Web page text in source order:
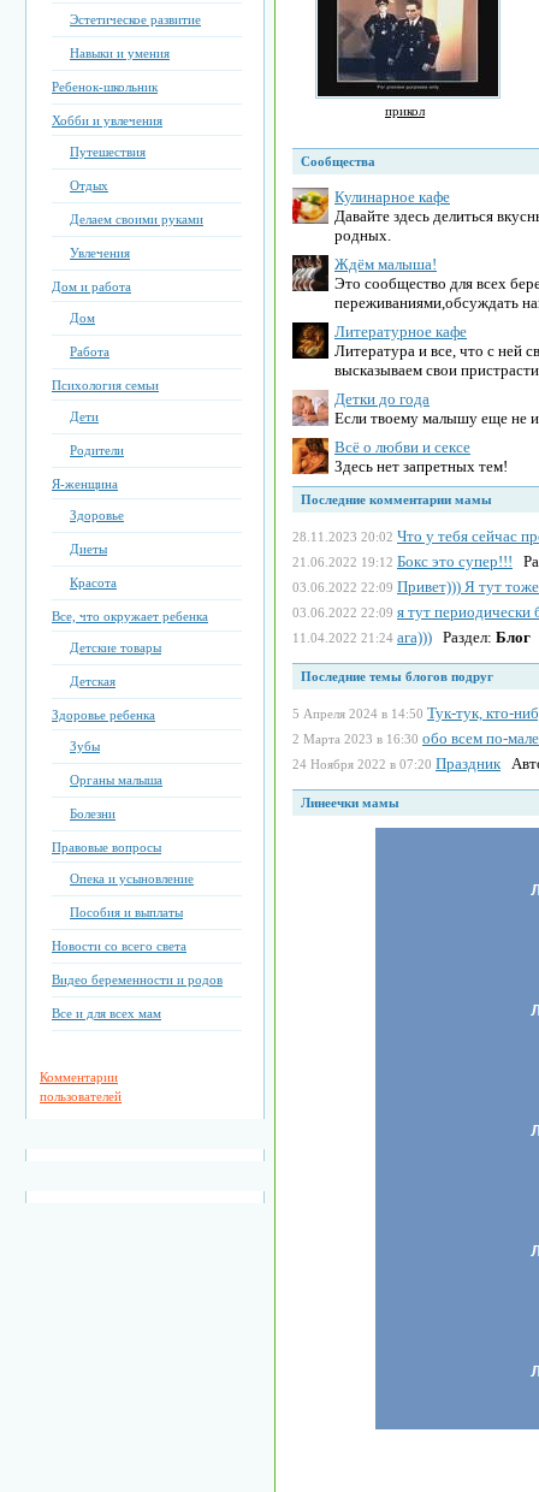
Эстетическое развитие
Навыки и умения
Ребенок-школьник
Хобби и увлечения
Путешествия
Отдых
Делаем своими руками
Увлечения
Дом и работа
Дом
Работа
Психология семьи
Дети
Родители
Я-женщина
Здоровье
Диеты
Красота
Все, что окружает ребенка
Детские товары
Детская
Здоровье ребенка
Зубы
Органы малыша
Болезни
Правовые вопросы
Опека и усыновление
Пособия и выплаты
Новости со всего света
Видео беременности и родов
Все и для всех мам
Комментарии
пользователей
прикол
Сообщества
Кулинарное кафе
Давайте здесь делиться
родных.
Ждём малыша!
Это сообщество для всех
переживаниями,обсуждать
Литературное кафе
Литература и все, что с ней
высказываем свои
Детки до года
Если твоему малышу еще не
Всё о любви и сексе
Здесь нет запретных тем!
Последние комментарии мамы
28.11.2023 20:02 Что у тебя сейчас
21.06.2022 19:12 Бокс это супер!!!
03.06.2022 22:09 Привет))) Я тут
03.06.2022 22:09 я тут
11.04.2022 21:24 ага))) Раздел: Блог
Последние темы блогов подруг
5 Апреля 2024 в 14:50 Тук-тук, кто-
2 Марта 2023 в 16:30 обо всем по-
24 Ноября 2022 в 07:20 Праздник
Линеечки мамы